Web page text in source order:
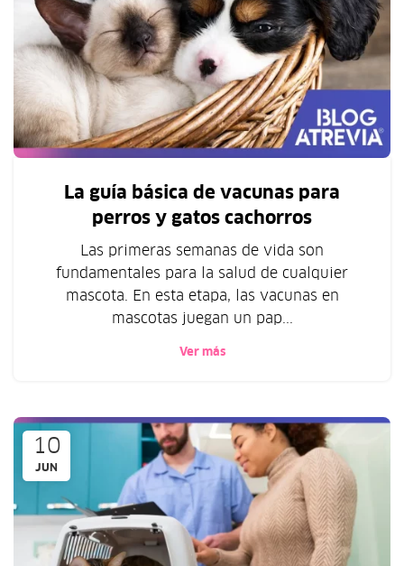
La guía básica de vacunas para
perros y gatos cachorros
Las primeras semanas de vida son
fundamentales para la salud de cualquier
mascota. En esta etapa, las vacunas en
mascotas juegan un pap...
Ver más
10
JUN